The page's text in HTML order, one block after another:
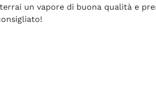
un vapore di buona qualità e